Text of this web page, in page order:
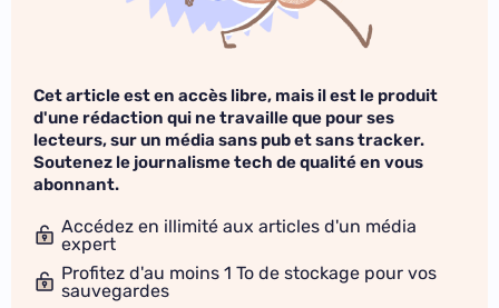
Cet article est en accès libre, mais il est le produit
d'une rédaction qui ne travaille que pour ses
lecteurs, sur un média sans pub et sans tracker.
Soutenez le journalisme tech de qualité en vous
abonnant.
Accédez en illimité aux articles d'un média
expert
Profitez d'au moins 1 To de stockage pour vos
sauvegardes